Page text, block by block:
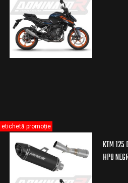
KTM
HP8
etichetă promoție